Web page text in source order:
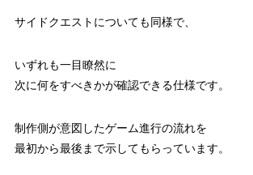
サイドクエストについても同様で、
いずれも一目瞭然に
次に何をすべきかが確認できる仕様です。
制作側が意図したゲーム進行の流れを
最初から最後まで示してもらっています。